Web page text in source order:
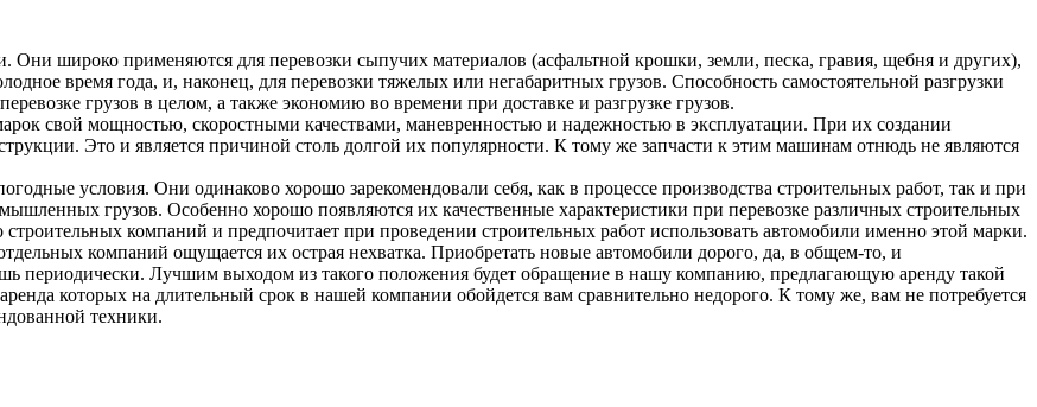
широко применяются для перевозки сыпучих материалов (асфальтной крошки, земли, песка, гравия, щебня и других),
время года, и, наконец, для перевозки тяжелых или негабаритных грузов. Способность самостоятельной разгрузки
грузов в целом, а также экономию во времени при доставке и разгрузке грузов.
свой мощностью, скоростными качествами, маневренностью и надежностью в эксплуатации. При их создании
Это и является причиной столь долгой их популярности. К тому же запчасти к этим машинам отнюдь не являются
условия. Они одинаково хорошо зарекомендовали себя, как в процессе производства строительных работ, так и при
грузов. Особенно хорошо появляются их качественные характеристики при перевозке различных строительных
компаний и предпочитает при проведении строительных работ использовать автомобили именно этой марки.
компаний ощущается их острая нехватка. Приобретать новые автомобили дорого, да, в общем-то, и
периодически. Лучшим выходом из такого положения будет обращение в нашу компанию, предлагающую аренду такой
которых на длительный срок в нашей компании обойдется вам сравнительно недорого. К тому же, вам не потребуется
техники.